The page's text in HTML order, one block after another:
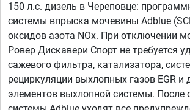
150 л.с. дизель в Череповце:
системы впрыска мочевины Adblue
оксидов азота NOx. При отключении
Ровер Дискавери Спорт не требуется
сажевого фильтра, катализатора,
рециркуляции выхлопных газов EGR и
элементов выхлопной системы. После